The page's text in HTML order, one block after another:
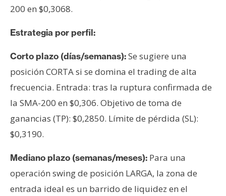
200 en $0,3068.
Estrategia por perfil:
Corto plazo (días/semanas):Se sugiere una
posición CORTA si se domina el trading de alta
frecuencia. Entrada: tras la ruptura confirmada de
la SMA-200 en $0,306. Objetivo de toma de
ganancias (TP): $0,2850. Límite de pérdida (SL):
$0,3190.
Mediano plazo (semanas/meses): Para una
operación swing de posición LARGA, la zona de
entrada ideal es un barrido de liquidez en el